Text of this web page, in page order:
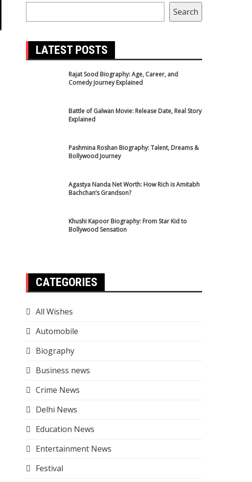
Search
LATEST POSTS
Rajat Sood Biography: Age, Career, and
Comedy Journey Explained
Battle of Galwan Movie: Release Date, Real Story
Explained
Pashmina Roshan Biography: Talent, Dreams &
Bollywood Journey
Agastya Nanda Net Worth: How Rich is Amitabh
Bachchan’s Grandson?
Khushi Kapoor Biography: From Star Kid to
Bollywood Sensation
CATEGORIES
All Wishes
Automobile
Biography
Business news
Crime News
Delhi News
Education News
Entertainment News
Festival